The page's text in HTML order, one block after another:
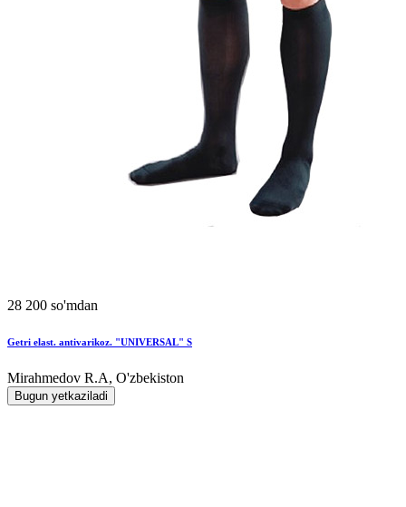
28 200 so'mdan
Getri elast. antivarikoz. "UNIVERSAL" S
Mirahmedov R.A, O'zbekiston
Bugun yetkaziladi